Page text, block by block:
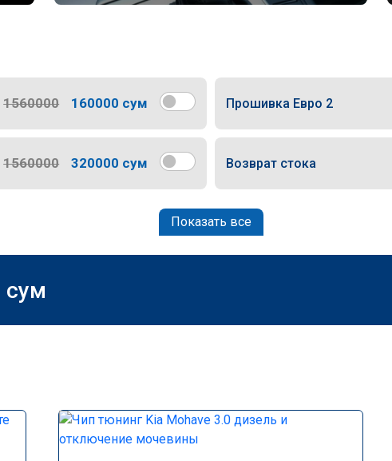
1560000 160000 сум Прошивка Евро 2
1560000 320000 сум Возврат стока
Показать все
сум